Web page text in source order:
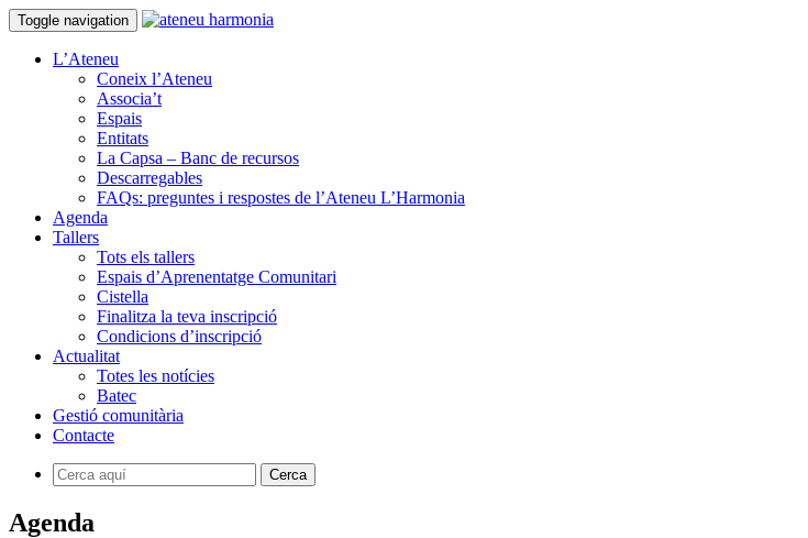
Toggle navigation
L’Ateneu
Coneix l’Ateneu
Associa’t
Espais
Entitats
La Capsa – Banc de recursos
Descarregables
FAQs: preguntes i respostes de l’Ateneu L’Harmonia
Agenda
Tallers
Tots els tallers
Espais d’Aprenentatge Comunitari
Cistella
Finalitza la teva inscripció
Condicions d’inscripció
Actualitat
Totes les notícies
Batec
Gestió comunitària
Contacte
Agenda